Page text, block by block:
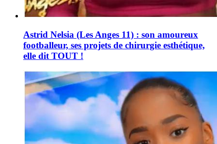
Astrid Nelsia (Les Anges 11) : son amoureux
footballeur, ses projets de chirurgie esthétique,
elle dit TOUT !